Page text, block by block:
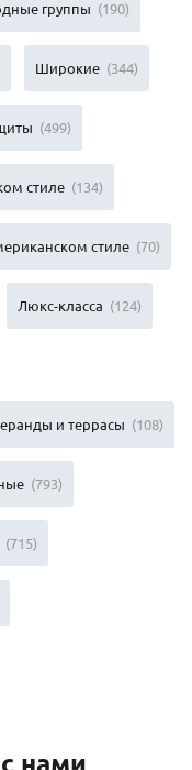
группы (190)
Широкие (344)
(499)
стиле (134)
стиле (70)
Люкс-класса (124)
и террасы (108)
(793)
(715)
нами